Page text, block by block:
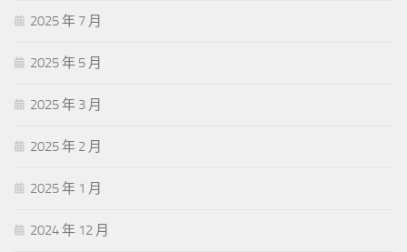
2025 年 7 月
2025 年 5 月
2025 年 3 月
2025 年 2 月
2025 年 1 月
2024 年 12 月